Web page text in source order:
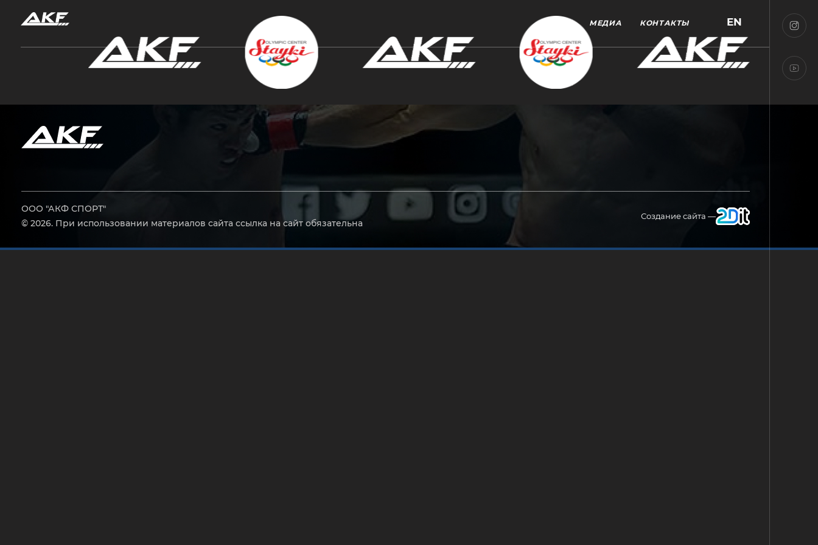
МЕДИА КОНТАКТЫ EN
ООО "АКФ СПОРТ"
© 2026. При использовании материалов сайта ссылка на сайт обязательна
Создание сайта —
Нажмите Enter для поиска или Esc, чтобы закрыть